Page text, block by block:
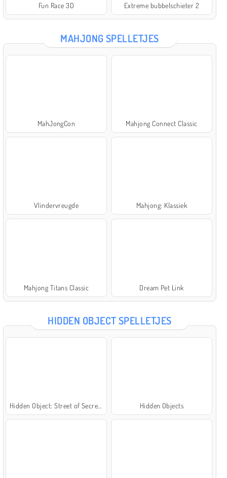
Fun Race 3D Extreme bubbelschieter 2
MAHJONG SPELLETJES
MahJongCon Mahjong Connect Classic
Vlindervreugde Mahjong: Klassiek
Mahjong Titans Classic Dream Pet Link
HIDDEN OBJECT SPELLETJES
Hidden Objects